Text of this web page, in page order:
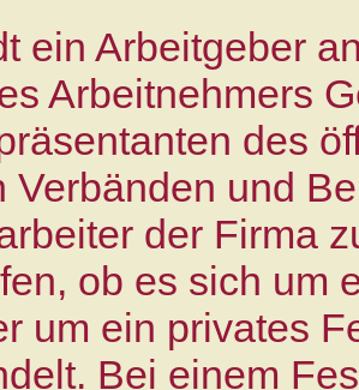
ein Arbeitgeber
Arbeitnehmers
des
Verbänden und
der Firma
ob es sich um
um ein privates
Bei einem